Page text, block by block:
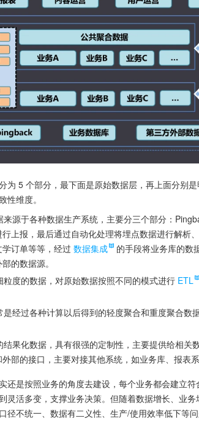
为 5 个部分，最下面是原始数据层，再上面分别
维度。
源于各种数据生产系统，主要分三个部分：
上报，最后通过自动化处理将埋点数据进行解析
订单等等，经过 数据集成
的手段将业务库的数
的数据源。
度的数据，对原始数据按照不同的模式进行 ETL
经过各种计算以后得到的轻度聚合和重度聚合数
果化数据，具有很强的定制性，主要提供给相关
部的接口，主要对接其他系统，如业务库、报表系
还是按照业务的角度去建设，每个业务都会建立
灵活多变，支撑业务决策。但随着数据增长、业
径不统一、数据有二义性、生产/使用效率低下等